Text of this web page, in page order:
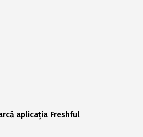
aplicația Freshful